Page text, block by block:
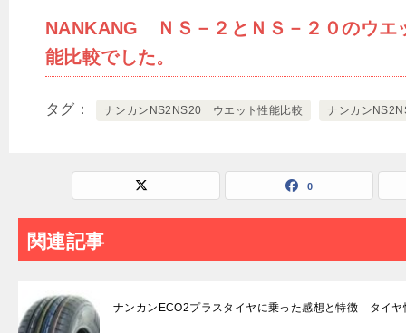
NANKANG ＮＳ－２とＮＳ－２０のウエ
能比較でした。
タグ ナンカンNS2NS20 ウエット性能比較 ナンカン
0
関連記事
ナンカンECO2プラスタイヤに乗った感想と特徴 タイヤ